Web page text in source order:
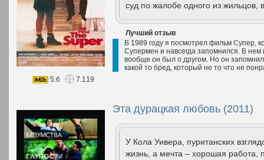
суд по жалобе одного из жильцов,
Лучший отзыв
В 1989 году я посмотрел фильм Супер,
Супермен и навсегда запомнился. В
вообще он был о другом. Но он
какой то бред, который не то что не
5.6
7.119
Эта дурацкая любовь (2011)
У Кола Уивера, пуританских
жизнь, а мечта – хорошая работа,